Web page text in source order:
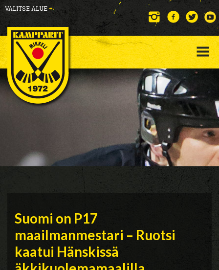
VALITSE ALUE +
Suomi on P17
maailmanmestari – Ruotsi
kaatui Hänskissä